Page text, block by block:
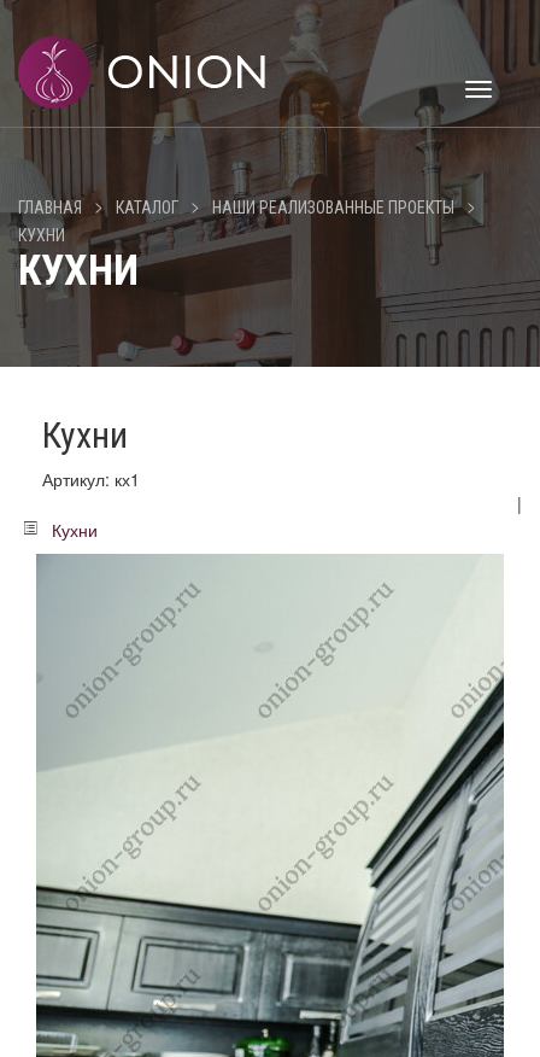
Toggle
ГЛАВНАЯ > КАТАЛОГ > НАШИ РЕАЛИЗОВАННЫЕ ПРОЕКТЫ >
КУХНИ
КУХНИ
Кухни
Артикул: кх1
|
Кухни